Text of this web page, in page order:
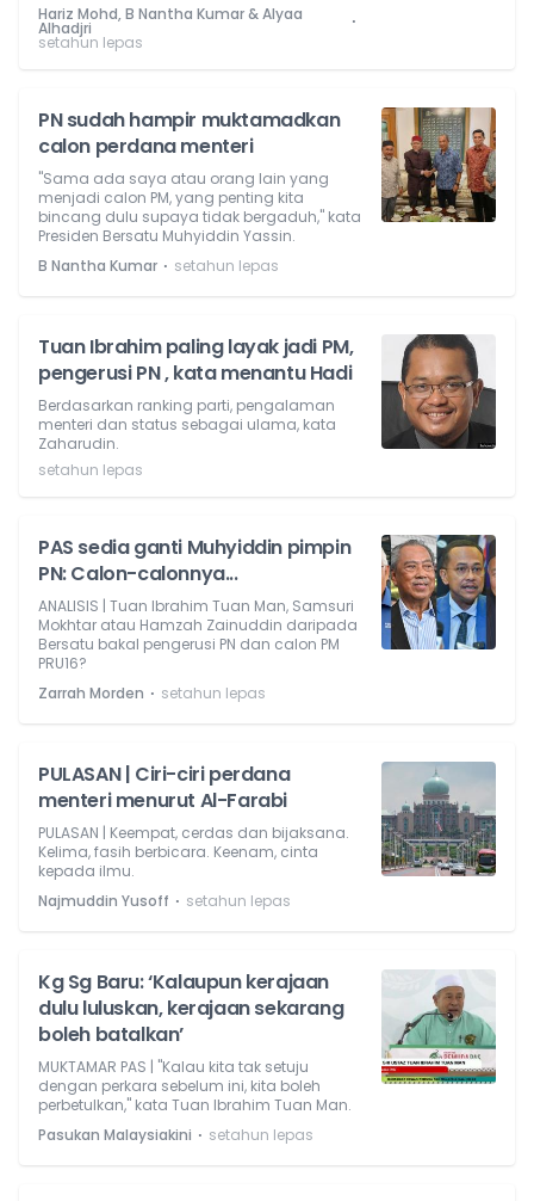
Hariz Mohd, B Nantha Kumar & Alyaa
Alhadjri ⋅
setahun lepas
PN sudah hampir muktamadkan
calon perdana menteri
"Sama ada saya atau orang lain yang
menjadi calon PM, yang penting kita
bincang dulu supaya tidak bergaduh," kata
Presiden Bersatu Muhyiddin Yassin.
B Nantha Kumar ⋅ setahun lepas
Tuan Ibrahim paling layak jadi PM,
pengerusi PN , kata menantu Hadi
Berdasarkan ranking parti, pengalaman
menteri dan status sebagai ulama, kata
Zaharudin.
setahun lepas
PAS sedia ganti Muhyiddin pimpin
PN: Calon-calonnya...
ANALISIS | Tuan Ibrahim Tuan Man, Samsuri
Mokhtar atau Hamzah Zainuddin daripada
Bersatu bakal pengerusi PN dan calon PM
PRU16?
Zarrah Morden ⋅ setahun lepas
PULASAN | Ciri-ciri perdana
menteri menurut Al-Farabi
PULASAN | Keempat, cerdas dan bijaksana.
Kelima, fasih berbicara. Keenam, cinta
kepada ilmu.
Najmuddin Yusoff ⋅ setahun lepas
Kg Sg Baru: ‘Kalaupun kerajaan
dulu luluskan, kerajaan sekarang
boleh batalkan’
MUKTAMAR PAS | "Kalau kita tak setuju
dengan perkara sebelum ini, kita boleh
perbetulkan," kata Tuan Ibrahim Tuan Man.
Pasukan Malaysiakini ⋅ setahun lepas